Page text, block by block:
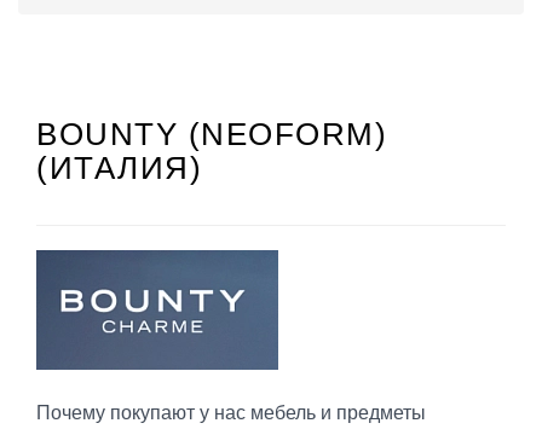
BOUNTY (NEOFORM)
(ИТАЛИЯ)
Почему покупают у нас мебель и предметы